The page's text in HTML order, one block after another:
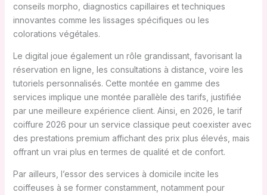
conseils morpho, diagnostics capillaires et techniques
innovantes comme les lissages spécifiques ou les
colorations végétales.
Le digital joue également un rôle grandissant, favorisant la
réservation en ligne, les consultations à distance, voire les
tutoriels personnalisés. Cette montée en gamme des
services implique une montée parallèle des tarifs, justifiée
par une meilleure expérience client. Ainsi, en 2026, le tarif
coiffure 2026 pour un service classique peut coexister avec
des prestations premium affichant des prix plus élevés, mais
offrant un vrai plus en termes de qualité et de confort.
Par ailleurs, l’essor des services à domicile incite les
coiffeuses à se former constamment, notamment pour